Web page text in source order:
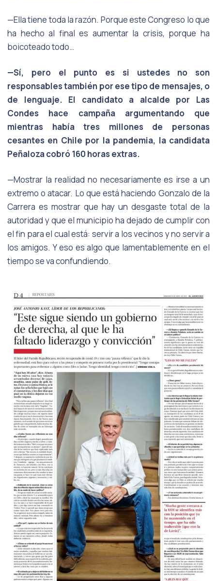
—Ella tiene toda la razón. Porque este Congreso lo que
ha hecho al final es aumentar la crisis, porque ha
boicoteado todo…
—Sí, pero el punto es si ustedes no son
responsables también por ese tipo de mensajes, o
de lenguaje. El candidato a alcalde por Las
Condes hace campaña argumentando que
mientras había tres millones de personas
cesantes en Chile por la pandemia, la candidata
Peñaloza cobró 160 horas extras.
—Mostrar la realidad no necesariamente es irse a un
extremo o atacar. Lo que está haciendo Gonzalo de la
Carrera es mostrar que hay un desgaste total de la
autoridad y que el municipio ha dejado de cumplir con
el fin para el cual está: servir a los vecinos y no servir a
los amigos. Y eso es algo que lamentablemente en el
tiempo se va confundiendo.